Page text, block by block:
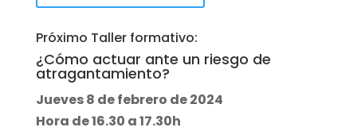
Próximo Taller formativo:
¿Cómo actuar ante un riesgo de
atragantamiento?
Jueves 8 de febrero de 2024
Hora de 16.30 a 17.30h